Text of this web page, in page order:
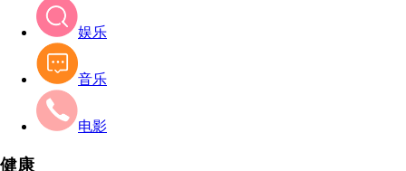
娱乐
音乐
电影
健康